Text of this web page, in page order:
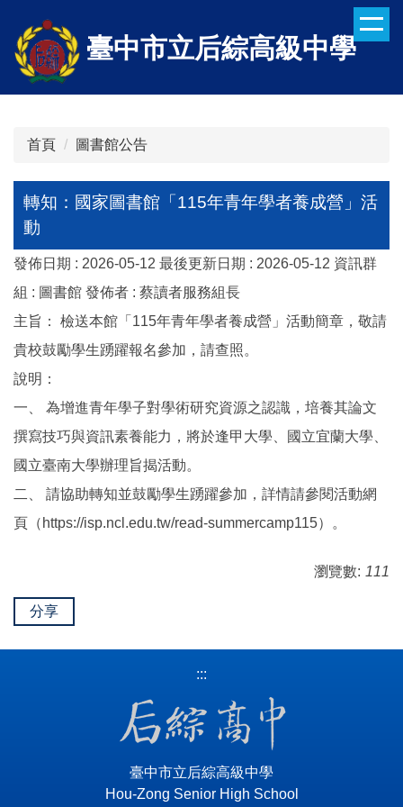
到
主
臺中市立后綜高級中學
首頁 圖書館公告
轉知：國家圖書館「115年青年學者養成營」活
動
發佈日期 : 2026-05-12 最後更新日期 : 2026-05-12 資訊群
組 : 圖書館 發佈者 : 蔡讀者服務組長
主旨： 檢送本館「115年青年學者養成營」活動簡章，敬請
貴校鼓勵學生踴躍報名參加，請查照。
說明：
一、 為增進青年學子對學術研究資源之認識，培養其論文
撰寫技巧與資訊素養能力，將於逢甲大學、國立宜蘭大學、
國立臺南大學辦理旨揭活動。
二、 請協助轉知並鼓勵學生踴躍參加，詳情請參閱活動網
頁（https://isp.ncl.edu.tw/read-summercamp115）。
瀏覽數: 111
分享
:::
臺中市立后綜高級中學
Hou-Zong Senior High School